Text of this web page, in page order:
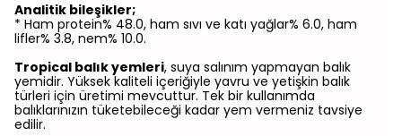
Analitik bileşikler;
* Ham protein% 48.0, ham sıvı ve katı yağlar% 6.0, ham
lifler% 3.8, nem% 10.0.
Tropical balık yemleri, suya salınım yapmayan balık
yemidir. Yüksek kaliteli içeriğiyle yavru ve yetişkin balık
türleri için üretimi mevcuttur. Tek bir kullanımda
balıklarınızın tüketebileceği kadar yem vermeniz tavsiye
edilir.